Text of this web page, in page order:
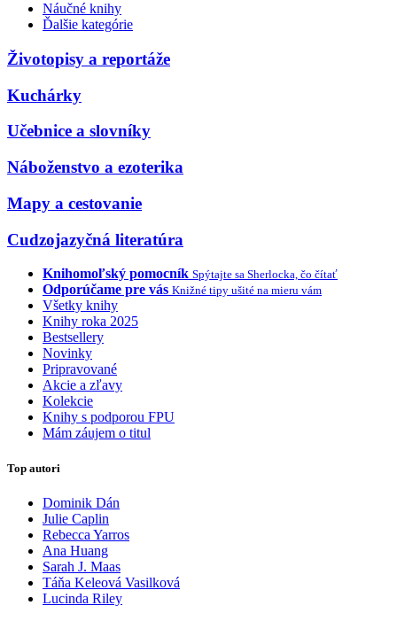
Náučné knihy
Ďalšie kategórie
Životopisy a reportáže
Kuchárky
Učebnice a slovníky
Náboženstvo a ezoterika
Mapy a cestovanie
Cudzojazyčná literatúra
Knihomoľský pomocník Spýtajte sa Sherlocka, čo čítať
Odporúčame pre vás Knižné tipy ušité na mieru vám
Všetky knihy
Knihy roka 2025
Bestsellery
Novinky
Pripravované
Akcie a zľavy
Kolekcie
Knihy s podporou FPU
Mám záujem o titul
Top autori
Dominik Dán
Julie Caplin
Rebecca Yarros
Ana Huang
Sarah J. Maas
Táňa Keleová Vasilková
Lucinda Riley